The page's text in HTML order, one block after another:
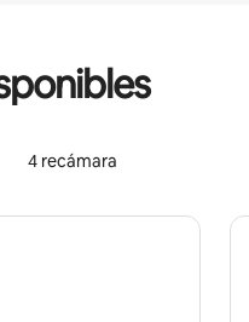
4 recámara